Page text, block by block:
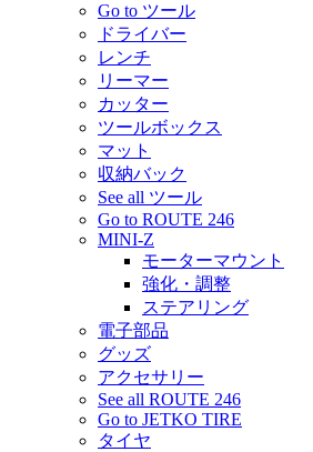
Go to ツール
ドライバー
レンチ
リーマー
カッター
ツールボックス
マット
収納バック
See all ツール
Go to ROUTE 246
MINI-Z
モーターマウント
強化・調整
ステアリング
電子部品
グッズ
アクセサリー
See all ROUTE 246
Go to JETKO TIRE
タイヤ